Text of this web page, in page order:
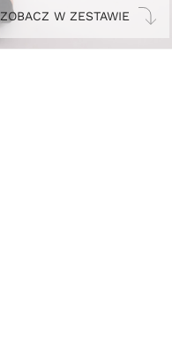
ZOBACZ W ZESTAWIE